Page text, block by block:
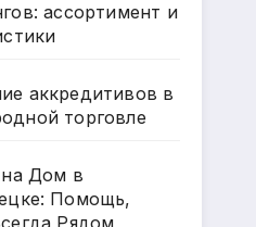
ассортимент и
аккредитивов в
торговле
на Дом в
Помощь,
Рядом